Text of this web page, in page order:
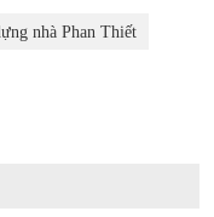
nhà Phan Thiết